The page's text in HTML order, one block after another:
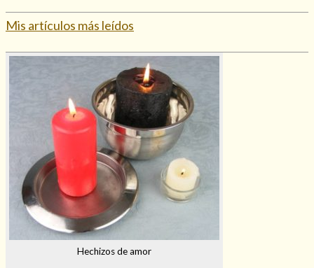
Mis artículos más leídos
Hechizos de amor